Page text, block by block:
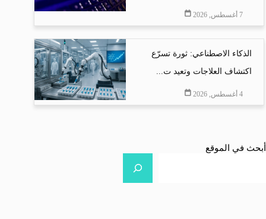
7 أغسطس, 2026
الذكاء الاصطناعي: ثورة تسرّع
اكتشاف العلاجات وتعيد ت...
4 أغسطس, 2026
أبحث في الموقع